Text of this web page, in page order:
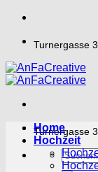
Zum
springenTurnergasse
Turnergasse
nach:
Home
Hochzeit